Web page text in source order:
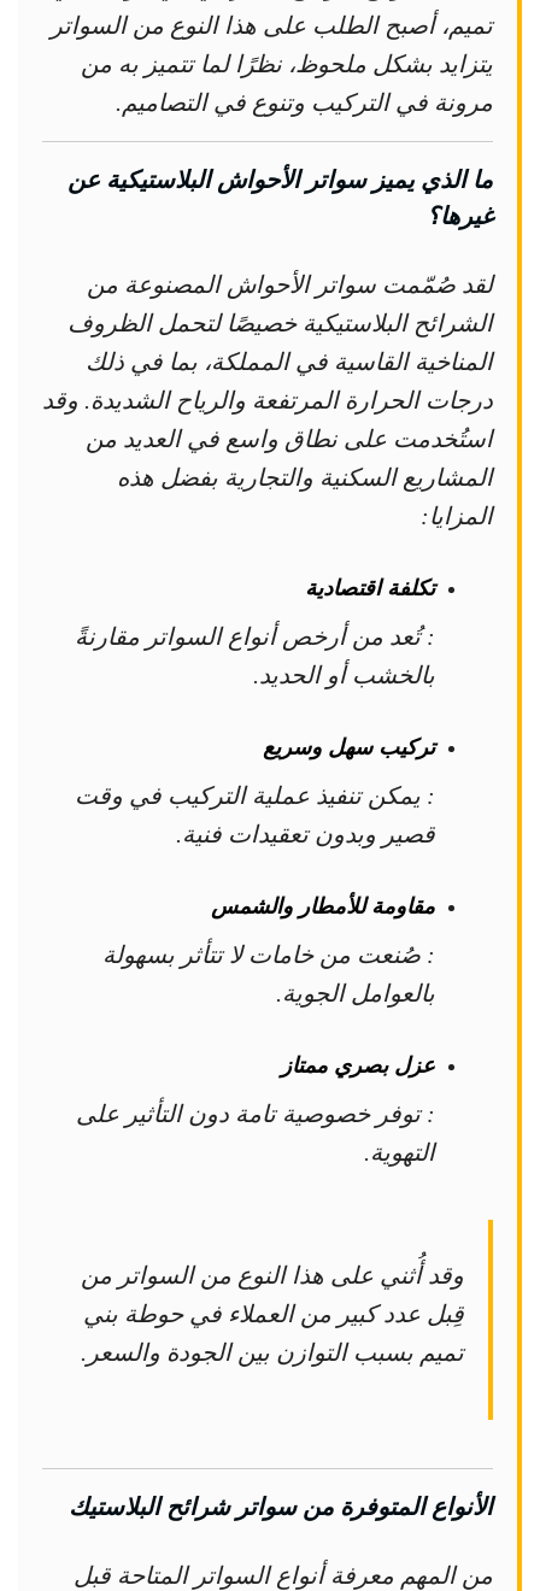
تميم، أصبح الطلب على هذا النوع من السواتر
يتزايد بشكل ملحوظ، نظرًا لما تتميز به من
مرونة في التركيب وتنوع في التصاميم.
ما الذي يميز سواتر الأحواش البلاستيكية عن
غيرها؟
لقد صُمّمت سواتر الأحواش المصنوعة من
الشرائح البلاستيكية خصيصًا لتحمل الظروف
المناخية القاسية في المملكة، بما في ذلك
درجات الحرارة المرتفعة والرياح الشديدة. وقد
استُخدمت على نطاق واسع في العديد من
المشاريع السكنية والتجارية بفضل هذه
المزايا:
تكلفة اقتصادية
: تُعد من أرخص أنواع السواتر مقارنةً
بالخشب أو الحديد.
تركيب سهل وسريع
: يمكن تنفيذ عملية التركيب في وقت
قصير وبدون تعقيدات فنية.
مقاومة للأمطار والشمس
: صُنعت من خامات لا تتأثر بسهولة
بالعوامل الجوية.
عزل بصري ممتاز
: توفر خصوصية تامة دون التأثير على
التهوية.
وقد أُثني على هذا النوع من السواتر من
قِبل عدد كبير من العملاء في حوطة بني
تميم بسبب التوازن بين الجودة والسعر.
الأنواع المتوفرة من سواتر شرائح البلاستيك
من المهم معرفة أنواع السواتر المتاحة قبل